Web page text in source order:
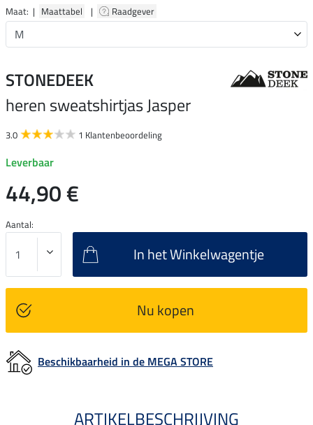
Maat: | Maattabel | Raadgever
STONEDEEK
heren sweatshirtjas Jasper
3.0 1 Klantenbeoordeling
Leverbaar
44,90 €
Aantal:
In het Winkelwagentje
Nu kopen
Beschikbaarheid in de MEGA STORE
ARTIKELBESCHRIJVING